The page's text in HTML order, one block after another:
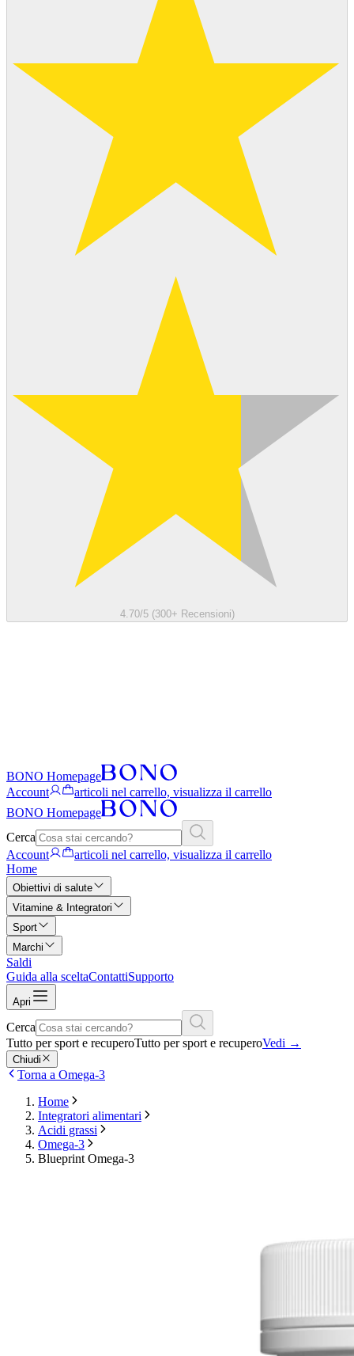
4.70/5 (300+ Recensioni)
BONO Homepage
Account
articoli nel carrello, visualizza il carrello
BONO Homepage
Cerca
Account
articoli nel carrello, visualizza il carrello
Home
Obiettivi di salute
Vitamine & Integratori
Sport
Marchi
Saldi
Guida alla sceltaContattiSupporto
Apri
Cerca
Tutto per sport e recuperoTutto per sport e recuperoVedi →
Chiudi
Torna a Omega-3
Home
Integratori alimentari
Acidi grassi
Omega-3
Blueprint Omega-3